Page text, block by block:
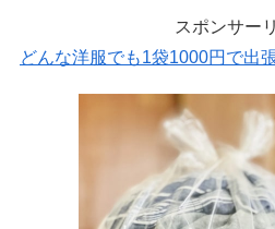
スポンサー
どんな洋服でも1袋1000円で出